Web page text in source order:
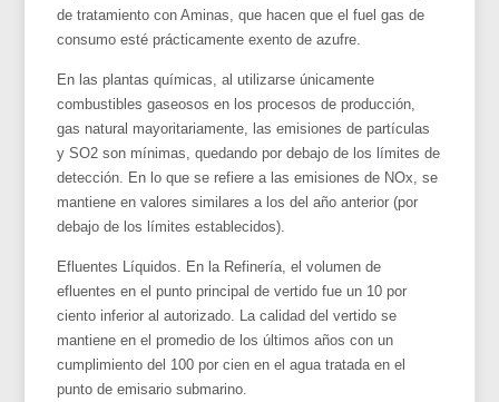
de tratamiento con Aminas, que hacen que el fuel gas de
consumo esté prácticamente exento de azufre.
En las plantas químicas, al utilizarse únicamente
combustibles gaseosos en los procesos de producción,
gas natural mayoritariamente, las emisiones de partículas
y SO2 son mínimas, quedando por debajo de los límites de
detección. En lo que se refiere a las emisiones de NOx, se
mantiene en valores similares a los del año anterior (por
debajo de los límites establecidos).
Efluentes Líquidos. En la Refinería, el volumen de
efluentes en el punto principal de vertido fue un 10 por
ciento inferior al autorizado. La calidad del vertido se
mantiene en el promedio de los últimos años con un
cumplimiento del 100 por cien en el agua tratada en el
punto de emisario submarino.